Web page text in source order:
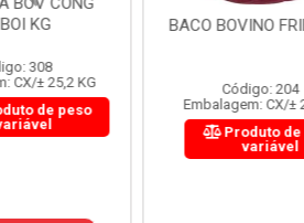
BACO BOVINO FRIBOI KG
Código: 204
Embalagem: CX/± 24 KG
Produto de peso